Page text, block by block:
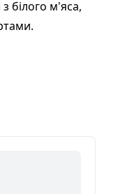
білого м'яса,